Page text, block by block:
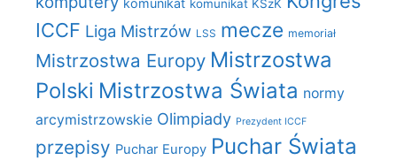
komunikat KSzK
ICCF Liga Mistrzów LSS mecze memoriał
Mistrzostwa Europy Mistrzostwa
Polski Mistrzostwa Świata normy
arcymistrzowskie Olimpiady Prezydent ICCF
przepisy Puchar Europy Puchar Świata